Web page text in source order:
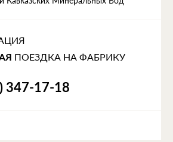
ПОЕЗДКА НА ФАБРИКУ
347-17-18